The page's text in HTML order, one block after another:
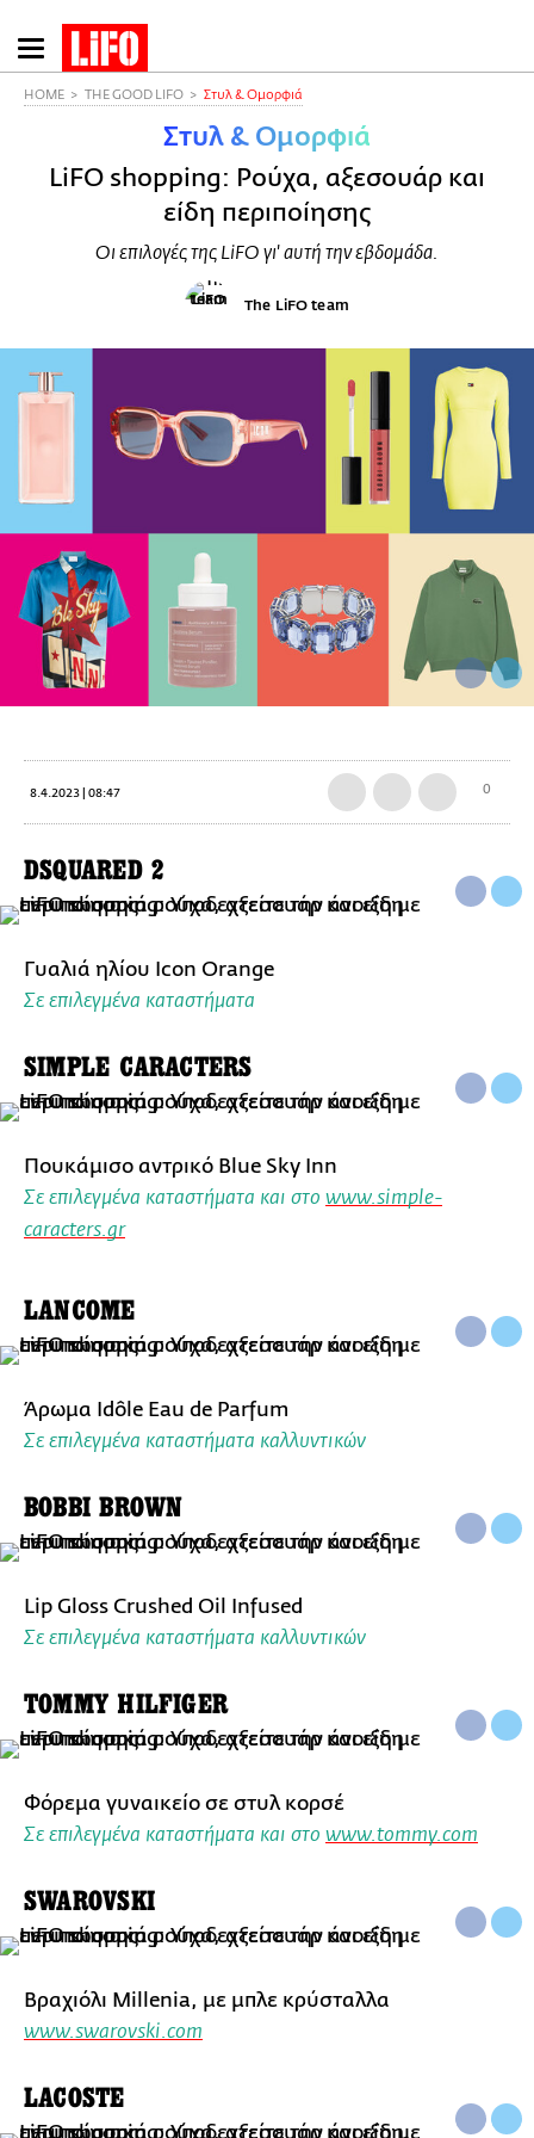
Παράκαμψη
προς
HOME THE GOOD LIFO Στυλ & Ομορφιά
Στυλ & Ομορφιά
LiFO shopping: Ρούχα, αξεσουάρ και
είδη περιποίησης
Οι επιλογές της LiFO γι' αυτή την εβδομάδα.
The LiFO team
8.4.2023 | 08:47 0
DSQUARED 2
Γυαλιά ηλίου Icon Orange
Σε επιλεγμένα καταστήματα
SIMPLE CARACTERS
Πουκάμισο αντρικό Blue Sky Inn
Σε επιλεγμένα καταστήματα και στο www.simple-
caracters.gr
LANCOME
Άρωμα Idôle Eau de Parfum
Σε επιλεγμένα καταστήματα καλλυντικών
BOBBI BROWN
Lip Gloss Crushed Oil Infused
Σε επιλεγμένα καταστήματα καλλυντικών
TOMMY HILFIGER
Φόρεμα γυναικείο σε στυλ κορσέ
Σε επιλεγμένα καταστήματα και στο www.tommy.com
SWAROVSKI
Βραχιόλι Millenia, με μπλε κρύσταλλα
www.swarovski.com
LACOSTE